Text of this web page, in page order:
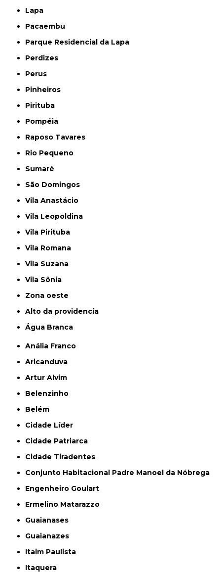
Lapa
Pacaembu
Parque Residencial da Lapa
Perdizes
Perus
Pinheiros
Pirituba
Pompéia
Raposo Tavares
Rio Pequeno
Sumaré
São Domingos
Vila Anastácio
Vila Leopoldina
Vila Pirituba
Vila Romana
Vila Suzana
Vila Sônia
Zona oeste
alto da providencia
Água Branca
Anália Franco
Aricanduva
Artur Alvim
Belenzinho
Belém
Cidade Líder
Cidade Patriarca
Cidade Tiradentes
Conjunto Habitacional Padre Manoel da Nóbrega
Engenheiro Goulart
Ermelino Matarazzo
Guaianases
Guaianazes
Itaim Paulista
Itaquera